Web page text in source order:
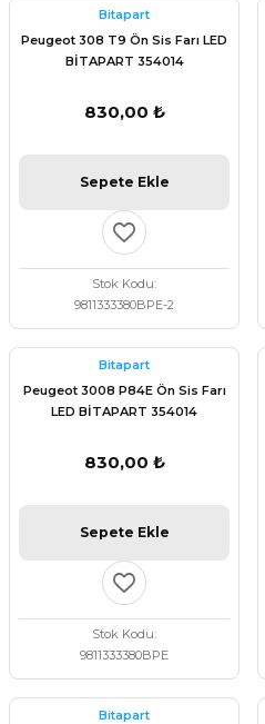
Bitapart
Peugeot 308 T9 Ön Sis Farı LED
BİTAPART 354014
830,00 ₺
Sepete Ekle
Stok Kodu
9811333380BPE-2
Bitapart
Peugeot 3008 P84E Ön Sis Farı
LED BİTAPART 354014
830,00 ₺
Sepete Ekle
Stok Kodu
9811333380BPE
Bitapart